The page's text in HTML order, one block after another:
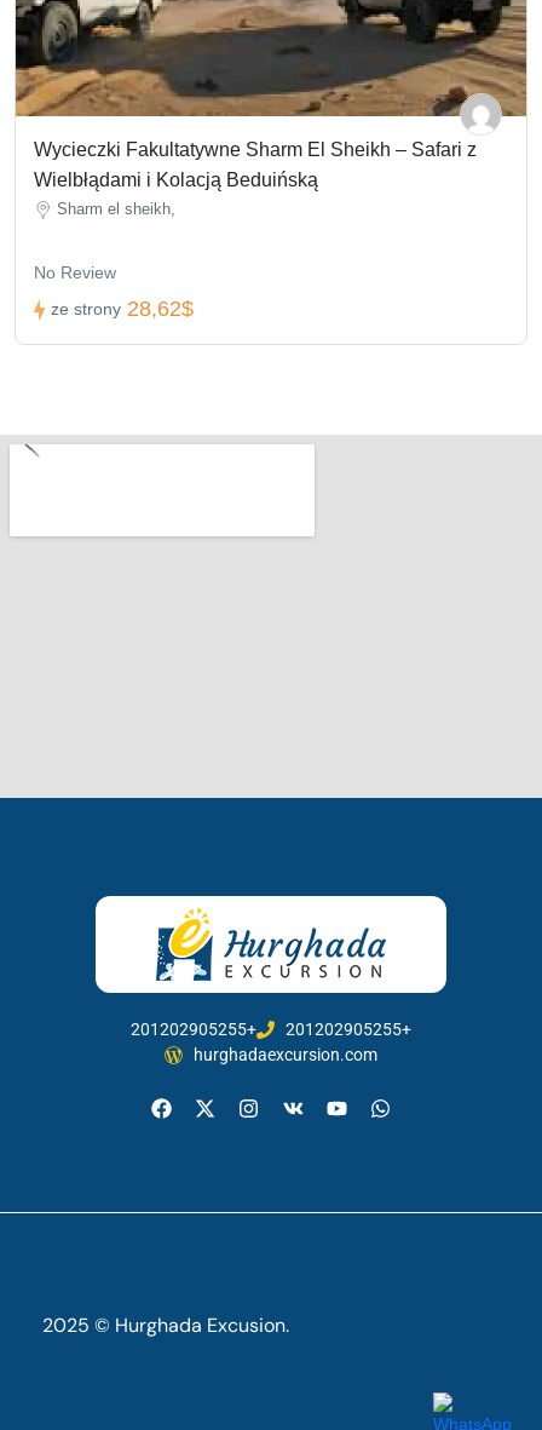
Wycieczki Fakultatywne Sharm El Sheikh – Safari z
Wielbłądami i Kolacją Beduińską
Sharm el sheikh,
No Review
ze strony 28,62$
201202905255+
201202905255+
hurghadaexcursion.com
2025 © Hurghada Excusion.